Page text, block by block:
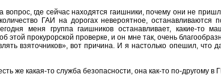
вопрос, где сейчас находятся гаишники, почему они не
ГАИ на дорогах невероятное, останавливаются
меня группа гаишников останавливает, какие-то
этой прокурорской проверке, и он мне так, очень
взяточников», вот причина. И я настолько опешил, что
же какая-то служба безопасности, она как-то по-другому